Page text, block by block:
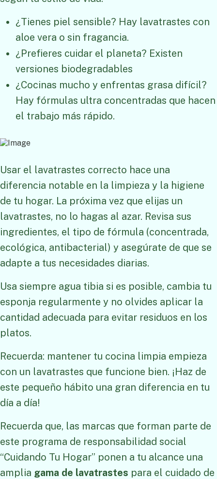
¿Tienes piel sensible? Hay lavatrastes con
aloe vera o sin fragancia.
¿Prefieres cuidar el planeta? Existen
versiones biodegradables
¿Cocinas mucho y enfrentas grasa difícil?
Hay fórmulas ultra concentradas que hacen
el trabajo más rápido.
Usar el lavatrastes correcto hace una
diferencia notable en la limpieza y la higiene
de tu hogar. La próxima vez que elijas un
lavatrastes, no lo hagas al azar. Revisa sus
ingredientes, el tipo de fórmula (concentrada,
ecológica, antibacterial) y asegúrate de que se
adapte a tus necesidades diarias.
Usa siempre agua tibia si es posible, cambia tu
esponja regularmente y no olvides aplicar la
cantidad adecuada para evitar residuos en los
platos.
Recuerda: mantener tu cocina limpia empieza
con un lavatrastes que funcione bien. ¡Haz de
este pequeño hábito una gran diferencia en tu
día a día!
Recuerda que, las marcas que forman parte de
este programa de responsabilidad social
“Cuidando Tu Hogar” ponen a tu alcance una
amplia gama de lavatrastes para el cuidado de